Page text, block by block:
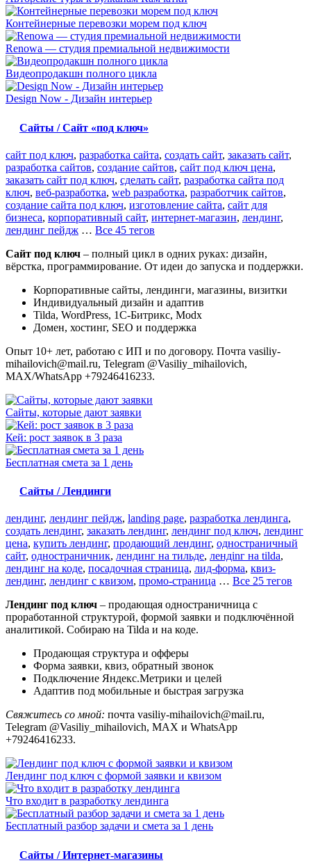
Контейнерные перевозки морем под ключ
Renowa — студия премиальной недвижимости
Видеопродакшн полного цикла
Design Now - Дизайн интерьер
Сайты / Сайт «под ключ»
сайт под ключ, разработка сайта, создать сайт, заказать сайт,
разработка сайтов, создание сайтов, сайт под ключ цена,
заказать сайт под ключ, сделать сайт, разработка сайта под
ключ, веб-разработка, web разработка, разработчик сайтов,
создание сайта под ключ, изготовление сайта, сайт для
бизнеса, корпоративный сайт, интернет-магазин, лендинг,
лендинг пейдж … Все 45 тегов
Сайт под ключ – полный цикл в одних руках: дизайн,
вёрстка, программирование. От идеи до запуска и поддержки.
Корпоративные сайты, лендинги, магазины, визитки
Индивидуальный дизайн и адаптив
Tilda, WordPress, 1С-Битрикс, Modx
Домен, хостинг, SEO и поддержка
Опыт 10+ лет, работаю с ИП и по договору. Почта vasiliy-
mihailovich@mail.ru, Telegram @Vasiliy_mihailovich,
MAX/WhatsApp +79246416233.
Сайты, которые дают заявки
Кей: рост заявок в 3 раза
Бесплатная смета за 1 день
Сайты / Лендинги
лендинг, лендинг пейдж, landing page, разработка лендинга,
создать лендинг, заказать лендинг, лендинг под ключ, лендинг
цена, купить лендинг, продающий лендинг, одностраничный
сайт, одностраничник, лендинг на тильде, лендinг на tilda,
лендинг на коде, посадочная страница, лид-форма, квиз-
лендинг, лендинг с квизом, промо-страница … Все 25 тегов
Лендинг под ключ – продающая одностраничница с
проработанной структурой, формой заявки и подключённой
аналитикой. Собираю на Tilda и на коде.
Продающая структура и офферы
Форма заявки, квиз, обратный звонок
Подключение Яндекс.Метрики и целей
Адаптив под мобильные и быстрая загрузка
Свяжитесь со мной: почта vasiliy-mihailovich@mail.ru,
Telegram @Vasiliy_mihailovich, MAX и WhatsApp
+79246416233.
Лендинг под ключ с формой заявки и квизом
Что входит в разработку лендинга
Бесплатный разбор задачи и смета за 1 день
Сайты / Интернет-магазины